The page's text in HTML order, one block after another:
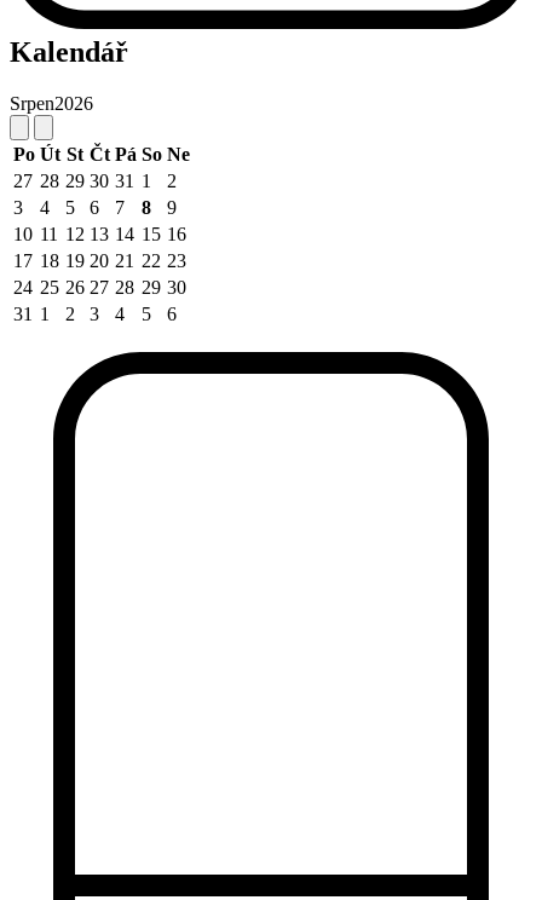
Kalendář
Srpen2026
Po Út St Čt Pá So Ne
27 28 29 30 31 1
2
3
4 5 6 7 8
9
10 11 12 13 14 15 16
17 18 19 20 21 22 23
24 25 26 27 28 29 30
31 1 2 3 4 5 6